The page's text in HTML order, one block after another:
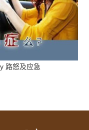
路怒及应急